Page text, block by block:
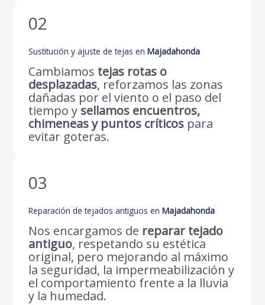
02
Sustitución y ajuste de tejas en Majadahonda
Cambiamos tejas rotas o
desplazadas, reforzamos las zonas
dañadas por el viento o el paso del
tiempo y sellamos encuentros,
chimeneas y puntos críticos para
evitar goteras.
03
Reparación de tejados antiguos en Majadahonda
Nos encargamos de reparar tejado
antiguo, respetando su estética
original, pero mejorando al máximo
la seguridad, la impermeabilización y
el comportamiento frente a la lluvia
y la humedad.